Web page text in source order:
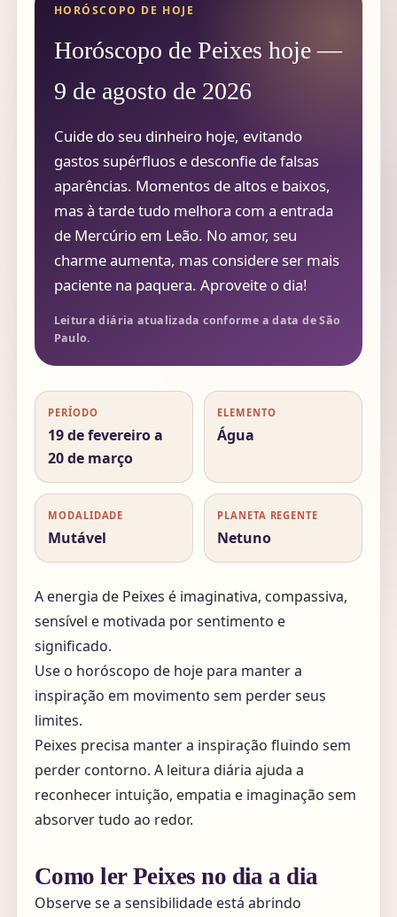
HORÓSCOPO DE HOJE
Horóscopo de Peixes hoje —
9 de agosto de 2026
Cuide do seu dinheiro hoje, evitando
gastos supérfluos e desconfie de falsas
aparências. Momentos de altos e baixos,
mas à tarde tudo melhora com a entrada
de Mercúrio em Leão. No amor, seu
charme aumenta, mas considere ser mais
paciente na paquera. Aproveite o dia!
Leitura diária atualizada conforme a data de São
Paulo.
PERÍODO
19 de fevereiro a
20 de março
ELEMENTO
Água
MODALIDADE
Mutável
PLANETA REGENTE
Netuno
A energia de Peixes é imaginativa, compassiva,
sensível e motivada por sentimento e
significado.
Use o horóscopo de hoje para manter a
inspiração em movimento sem perder seus
limites.
Peixes precisa manter a inspiração fluindo sem
perder contorno. A leitura diária ajuda a
reconhecer intuição, empatia e imaginação sem
absorver tudo ao redor.
Como ler Peixes no dia a dia
Observe se a sensibilidade está abrindo